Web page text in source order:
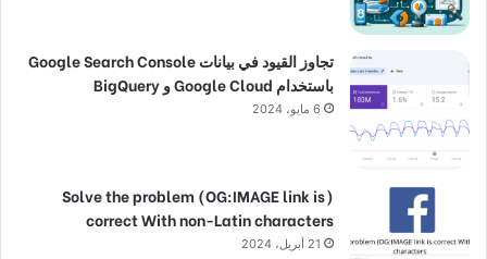
تجاوز القيود في بيانات Google Search Console
باستخدام Google Cloud و BigQuery
6 مايو، 2024
(Solve the problem (OG:IMAGE link is
correct With non-Latin characters
21 أبريل، 2024